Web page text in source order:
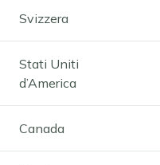
Svizzera
Stati Uniti
d’America
Canada